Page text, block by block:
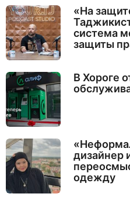
«На
система
защиты
В Хороге
дизайнер
одежду